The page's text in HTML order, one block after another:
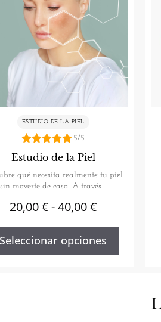
ESTUDIO DE LA PIEL
5.00
de 5
5/5
Estudio de la Piel
qué necesita realmente tu piel
sin moverte de casa. A través…
20,00€-40,00€
Seleccionar opciones